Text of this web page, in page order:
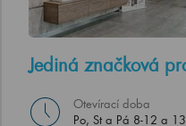
Jediná značková
Otevírací doba
Po, St a Pá 8-12 a